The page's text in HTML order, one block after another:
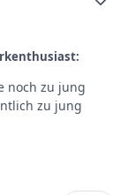
noch zu jung
zu jung